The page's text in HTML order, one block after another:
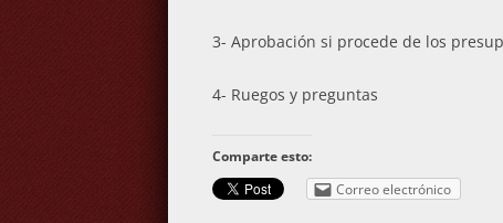
3- Aprobación si procede de los
4- Ruegos y preguntas
Comparte esto:
Correo electrónico